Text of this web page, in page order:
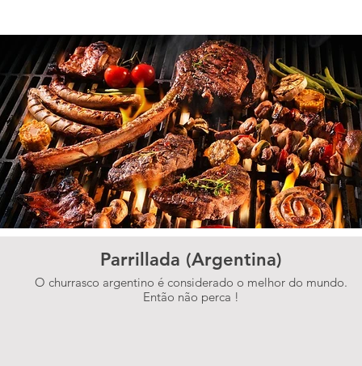
Parrillada (Argentina)
O churrasco argentino é considerado o melhor do mundo.
Então não perca !